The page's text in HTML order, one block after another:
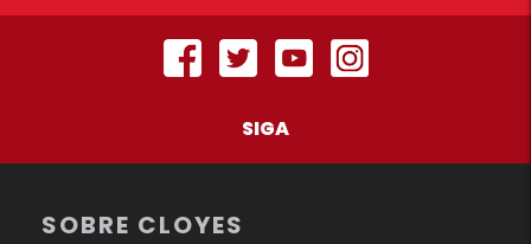
SIGA
SOBRE CLOYES